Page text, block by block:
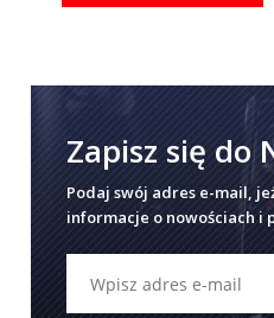
Zapisz się do
Podaj swój adres e-mail,
informacje o nowościach i